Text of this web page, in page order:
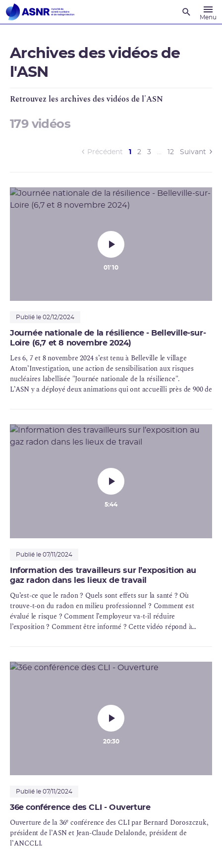
Menu
Archives des vidéos de
l'ASN
Retrouvez les archives des vidéos de l'ASN
179 vidéos
Précédent 1 (current)
2 3 … 12 Suivant
01'10
Publié le 02/12/2024
Journée nationale de la résilience - Belleville-sur-
Loire (6,7 et 8 novembre 2024)
Les 6, 7 et 8 novembre 2024 s’est tenu à Belleville le village
Atom’Investigation, une action de sensibilisation aux risques
nucléaires labellisée "Journée nationale de la résilience".
L’ASN y a déployé deux animations qui ont accueilli près de 900 de
L’inauguration a eu lieu le 6 novembre, en présence notamment
du préfet du Cher et de Géraldine Pina, commissaire de l’ASN.
5:44
Publié le 07/11/2024
Information des travailleurs sur l’exposition au
gaz radon dans les lieux de travail
Qu’est-ce que le radon? Quels sont effets sur la santé ? Où
trouve-t-on du radon en milieu professionnel ? Comment est
évalué le risque ? Comment l’employeur va-t-il réduire
l’exposition ? Comment être informé ? Cette vidéo répond à
20:30
Publié le 07/11/2024
36e conférence des CLI - Ouverture
Ouverture de la 36e conférence des CLIpar Bernard Doroszczuk,
président de l’ASN et Jean-Claude Delalonde, président de
l’ANCCLI.